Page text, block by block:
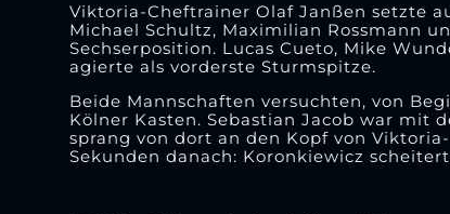
Viktoria-Cheftrainer Olaf Janßen setzte
Michael Schultz, Maximilian Rossmann
Sechserposition. Lucas Cueto, Mike
agierte als vorderste Sturmspitze.
Beide Mannschaften versuchten, von
Kölner Kasten. Sebastian Jacob war mit
sprang von dort an den Kopf von
Sekunden danach: Koronkiewicz